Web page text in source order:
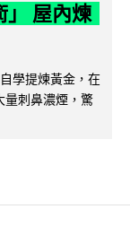
」 屋內煉
學提煉黃金，在
量刺鼻濃煙，驚